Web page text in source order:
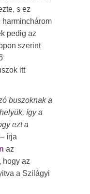
s ez
harminchárom
pedig az
szerint
itt
buszoknak a
így a
ezt a
írja
az
hogy az
a Szilágyi